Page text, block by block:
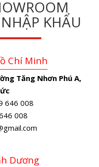
KHẨU
Chí Minh
Tăng Nhơn Phú A,
646 008
008
Dương